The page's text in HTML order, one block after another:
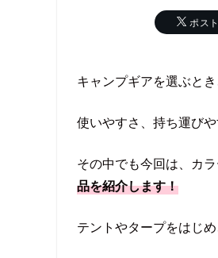
ポス
キャンプギアを選ぶと
使いやすさ、持ち運び
その中でも今回は、カ
品を紹介します！
テントやタープをはじ